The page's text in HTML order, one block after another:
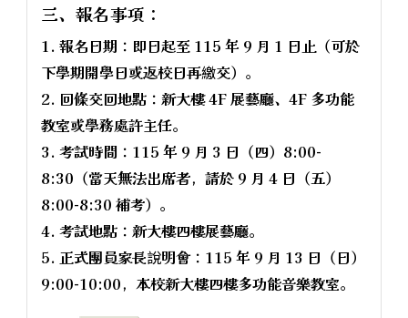
三、報名事項：
1. 報名日期：即日起至 115 年 9 月 1 日止（可於
下學期開學日或返校日再繳交）。
2. 回條交回地點：新大樓 4F 展藝廳、4F 多功能
教室或學務處許主任。
3. 考試時間：115 年 9 月 3 日（四）8:00-
8:30（當天無法出席者，請於 9 月 4 日（五）
8:00-8:30 補考）。
4. 考試地點：新大樓四樓展藝廳。
5. 正式團員家長說明會：115 年 9 月 13 日（日）
9:00-10:00，本校新大樓四樓多功能音樂教室。